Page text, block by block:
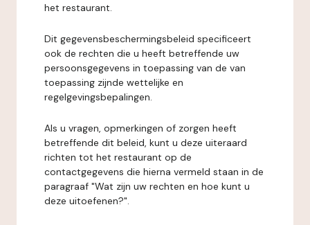
het restaurant.
Dit gegevensbeschermingsbeleid specificeert
ook de rechten die u heeft betreffende uw
persoonsgegevens in toepassing van de van
toepassing zijnde wettelijke en
regelgevingsbepalingen.
Als u vragen, opmerkingen of zorgen heeft
betreffende dit beleid, kunt u deze uiteraard
richten tot het restaurant op de
contactgegevens die hierna vermeld staan in de
paragraaf "Wat zijn uw rechten en hoe kunt u
deze uitoefenen?".